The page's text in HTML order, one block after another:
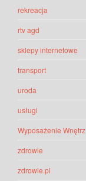
rekreacja
rtv agd
sklepy internetowe
transport
uroda
usługi
Wyposażenie Wnętrz
zdrowie
zdrowie.pl